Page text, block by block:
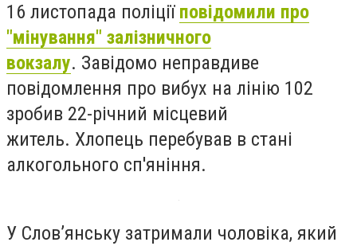
16 листопада поліції повідомили про
"мінування" залізничного
вокзалу. Завідомо неправдиве
повідомлення про вибух на лінію 102
зробив 22-річний місцевий
житель. Хлопець перебував в стані
алкогольного сп'яніння.
У Слов’янську затримали чоловіка, який